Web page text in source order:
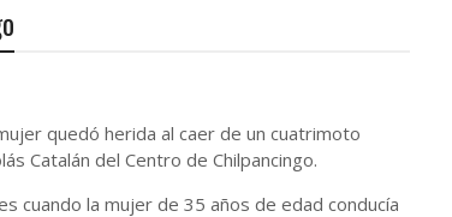
quedó herida al caer de un cuatrimoto
Catalán del Centro de Chilpancingo.
cuando la mujer de 35 años de edad conducía